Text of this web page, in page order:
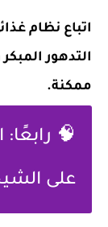
اتباع نظام
التدهور
ممكنة.
🧠 رابعًا:
على